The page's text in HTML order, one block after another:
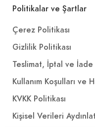
Politikalar ve Şartlar
Çerez Politikası
Gizlilik Politikası
Teslimat, İptal ve İade
Kullanım Koşulları ve
KVKK Politikası
Kişisel Verileri